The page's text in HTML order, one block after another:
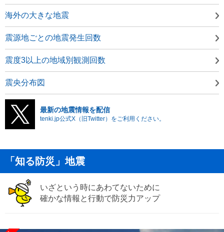
海外の大きな地震
震源地ごとの地震発生回数
震度3以上の地域別観測回数
震央分布図
最新の地震情報を配信
tenki.jp公式X（旧Twitter）をご利用ください。
「知る防災」地震
いざという時にあわてないために
確かな情報と行動で防災力アップ